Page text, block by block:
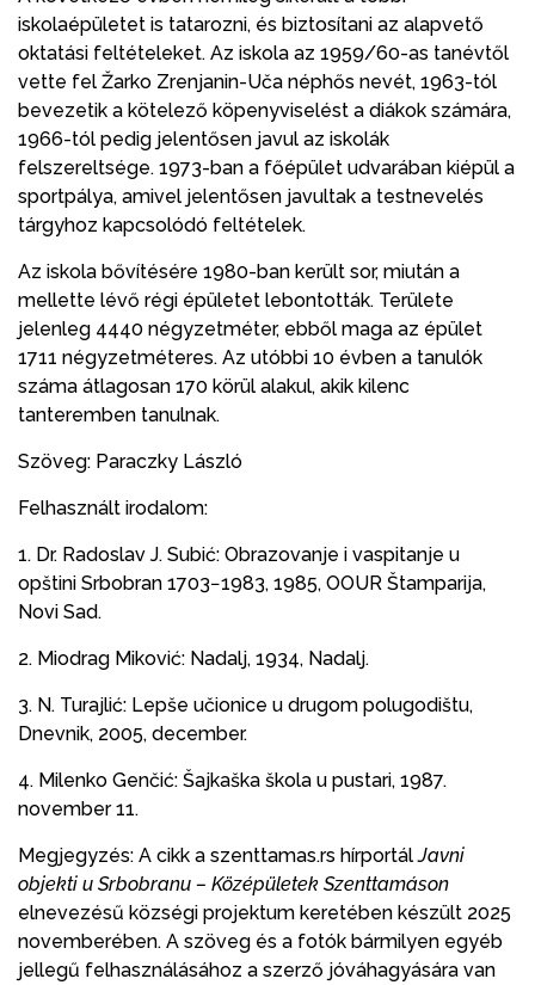
iskolaépületet is tatarozni, és biztosítani az alapvető
oktatási feltételeket. Az iskola az 1959/60-as tanévtől
vette fel Žarko Zrenjanin-Uča néphős nevét, 1963-tól
bevezetik a kötelező köpenyviselést a diákok számára,
1966-tól pedig jelentősen javul az iskolák
felszereltsége. 1973-ban a főépület udvarában kiépül a
sportpálya, amivel jelentősen javultak a testnevelés
tárgyhoz kapcsolódó feltételek.
Az iskola bővítésére 1980-ban került sor, miután a
mellette lévő régi épületet lebontották. Területe
jelenleg 4440 négyzetméter, ebből maga az épület
1711 négyzetméteres. Az utóbbi 10 évben a tanulók
száma átlagosan 170 körül alakul, akik kilenc
tanteremben tanulnak.
Szöveg: Paraczky László
Felhasznált irodalom:
1. Dr. Radoslav J. Subić: Obrazovanje i vaspitanje u
opštini Srbobran 1703−1983, 1985, OOUR Štamparija,
Novi Sad.
2. Miodrag Miković: Nadalj, 1934, Nadalj.
3. N. Turajlić: Lepše učionice u drugom polugodištu,
Dnevnik, 2005, december.
4. Milenko Genčić: Šajkaška škola u pustari, 1987.
november 11.
Megjegyzés: A cikk a szenttamas.rs hírportálJavni
objekti u Srbobranu – Középületek Szenttamáson
elnevezésű községi projektum keretében készült 2025
novemberében. A szöveg és a fotók bármilyen egyéb
jellegű felhasználásához a szerző jóváhagyására van